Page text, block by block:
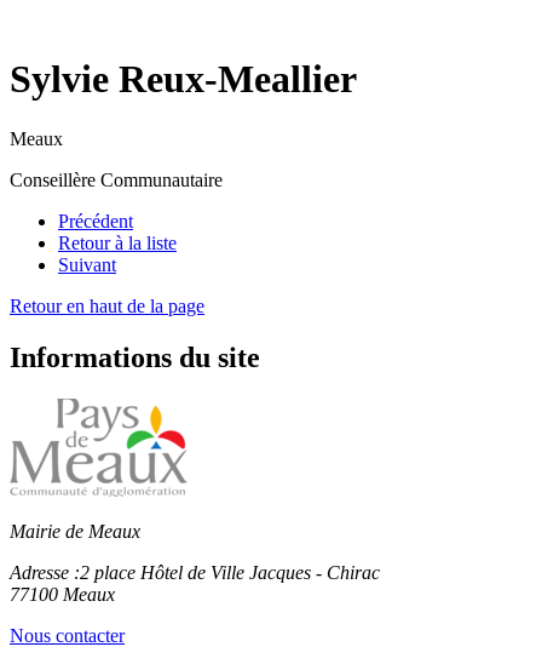
Sylvie Reux-Meallier
Meaux
Conseillère Communautaire
Précédent
Retour à la liste
Suivant
Retour en haut de la page
Informations du site
Mairie de Meaux
Adresse :2 place Hôtel de Ville Jacques - Chirac
77100 Meaux
Nous contacter